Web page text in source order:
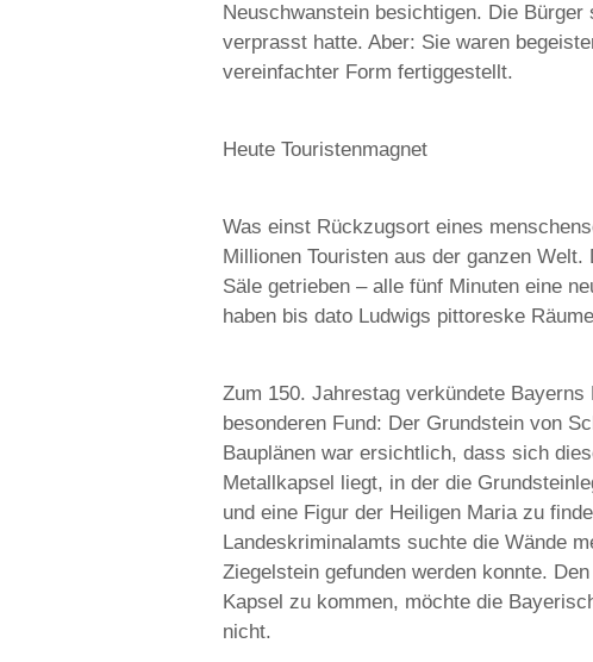
Neuschwanstein besichtigen. Die
verprasst hatte. Aber: Sie waren
vereinfachter Form fertiggestellt.
Heute Touristenmagnet
Was einst Rückzugsort eines
Millionen Touristen aus der ganzen
Säle getrieben – alle fünf Minuten eine
haben bis dato Ludwigs pittoreske
Zum 150. Jahrestag verkündete
besonderen Fund: Der Grundstein von
Bauplänen war ersichtlich, dass sich
Metallkapsel liegt, in der die
und eine Figur der Heiligen Maria zu
Landeskriminalamts suchte die Wände
Ziegelstein gefunden werden konnte.
Kapsel zu kommen, möchte die
nicht.